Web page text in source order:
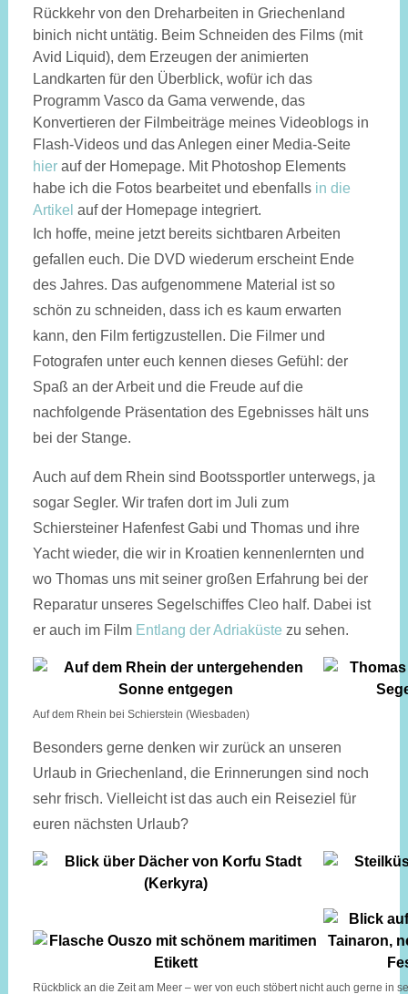
Rückkehr von den Dreharbeiten in Griechenland
binich nicht untätig. Beim Schneiden des Films (mit
Avid Liquid), dem Erzeugen der animierten
Landkarten für den Überblick, wofür ich das
Programm Vasco da Gama verwende, das
Konvertieren der Filmbeiträge meines Videoblogs in
Flash-Videos und das Anlegen einer Media-Seite
hierauf der Homepage. Mit Photoshop Elements
habe ich die Fotos bearbeitet und ebenfalls in die
Artikel auf der Homepage integriert.
Ich hoffe, meine jetzt bereits sichtbaren Arbeiten
gefallen euch. Die DVD wiederum erscheint Ende
des Jahres. Das aufgenommene Material ist so
schön zu schneiden, dass ich es kaum erwarten
kann, den Film fertigzustellen. Die Filmer und
Fotografen unter euch kennen dieses Gefühl: der
Spaß an der Arbeit und die Freude auf die
nachfolgende Präsentation des Egebnisses hält uns
bei der Stange.
Auch auf dem Rhein sind Bootssportler unterwegs, ja
sogar Segler. Wir trafen dort im Juli zum
Schiersteiner Hafenfest Gabi und Thomas und ihre
Yacht wieder, die wir in Kroatien kennenlernten und
wo Thomas uns mit seiner großen Erfahrung bei der
Reparatur unseres Segelschiffes Cleo half. Dabei ist
er auch im Film Entlang der Adriaküste zu sehen.
Auf dem Rhein bei Schierstein (Wiesbaden)
Besonders gerne denken wir zurück an unseren
Urlaub in Griechenland, die Erinnerungen sind noch
sehr frisch. Vielleicht ist das auch ein Reiseziel für
euren nächsten Urlaub?
Rückblick an die Zeit am Meer – wer von euch stöbert nicht auch gerne in